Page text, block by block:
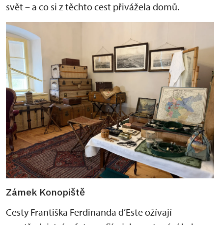
svět – a co si z těchto cest přivážela domů.
Zámek Konopiště
Cesty Františka Ferdinanda d’Este ožívají